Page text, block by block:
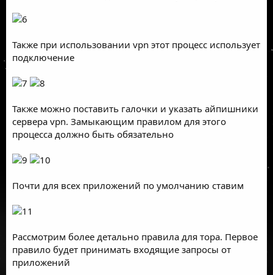
Также при использовании vpn этот процесс использует
подключение
Также можно поставить галочки и указать айпишники
сервера vpn. Замыкающим правилом для этого
процесса должно быть обязательно
Почти для всех приложений по умолчанию ставим
Рассмотрим более детально правила для тора. Первое
правило будет принимать входящие запросы от
приложений